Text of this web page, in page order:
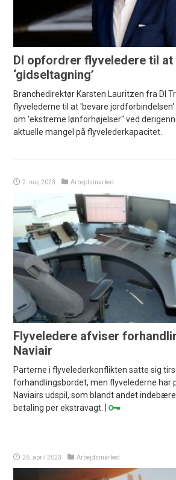
DI opfordrer flyveledere til
‘gidseltagning’
Branchedirektør Karsten Lauritzen fra DI
flyvelederne til at 'bevare
om 'ekstreme lønforhøjelser" ved
aktuelle mangel på flyvelederkapacitet.
2. maj 2023 Arbejdsmarked
Flyveledere afviser
Naviair
Parterne i flyvelederkonflikten satte sig
forhandlingsbordet, men flyvelederne har
Naviairs udspil, som blandt andet
betaling per ekstravagt. |
26. april 2023 Arbejdsmarked